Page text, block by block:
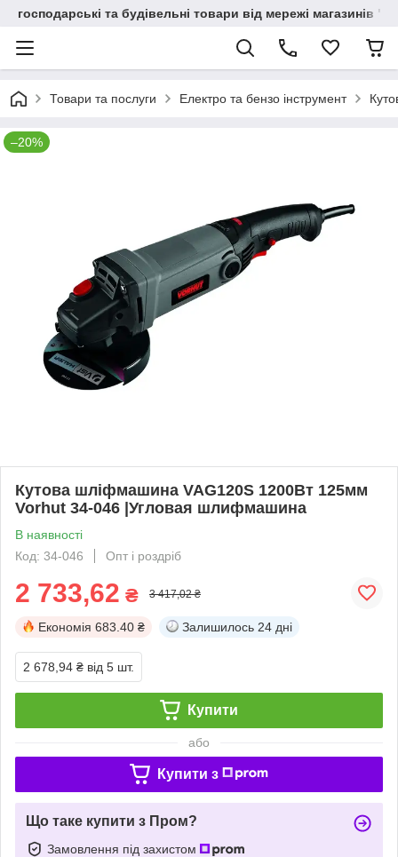
господарські та будівельні товари від мережі магазинів
Товари та послуги Електро та бензо інструмент
–20%
Кутова шліфмашина VAG120S 1200Вт 125мм
Vorhut 34-046 |Угловая шлифмашина
В наявності
Код: 34-046
Опт і роздріб
2 733,62 ₴ 3 417,02 ₴
Економія 683.40 ₴ Залишилось 24 дні
2 678,94 ₴ від 5 шт.
Купити
або
Купити з
Що таке купити з Пром?
Замовлення під захистом